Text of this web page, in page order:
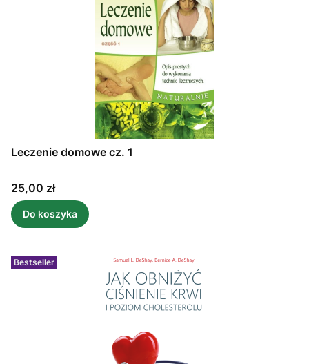
Leczenie domowe cz. 1
Cena
25,00 zł
Do koszyka
Bestseller